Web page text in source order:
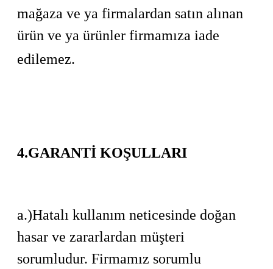
mağaza ve ya firmalardan satın alınan
ürün ve ya ürünler firmamıza iade
edilemez.
4.GARANTİ KOŞULLARI
a.)Hatalı kullanım neticesinde doğan
hasar ve zararlardan müşteri
sorumludur. Firmamız sorumlu